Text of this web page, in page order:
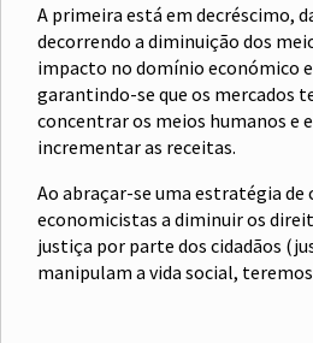
A primeira está em decréscimo,
decorrendo a diminuição dos
impacto no domínio económico
garantindo-se que os mercados
concentrar os meios humanos e
incrementar as receitas.
Ao abraçar-se uma estratégia de
economicistas a diminuir os
justiça por parte dos cidadãos
manipulam a vida social,